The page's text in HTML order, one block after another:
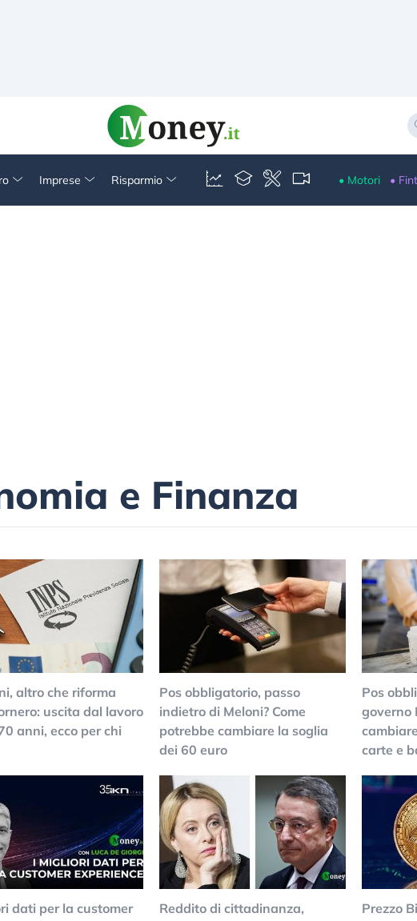
Imprese Risparmio • Motori •
e Finanza
altro che riforma
uscita dal lavoro
anni, ecco per chi
Pos obbligatorio, passo
indietro di Meloni? Come
potrebbe cambiare la soglia
dei 60 euro
Pos
governo
carte e
dati per la customer
Reddito di cittadinanza,
Prezzo